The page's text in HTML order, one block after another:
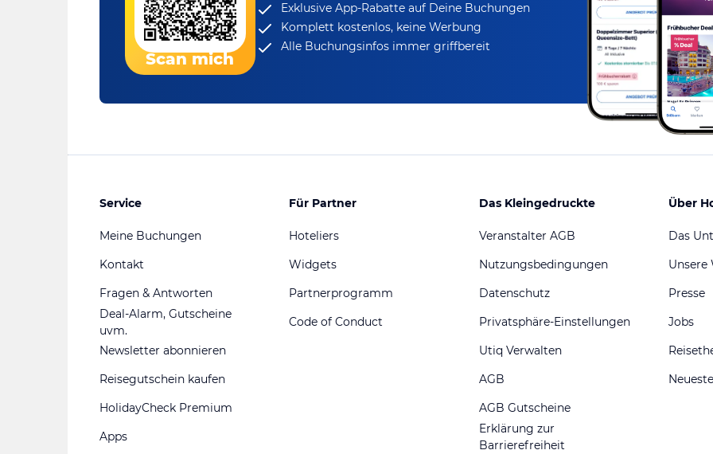
Scan mich
Exklusive App-Rabatteauf Deine Buchungen
Komplett kostenlos, keine Werbung
Alle Buchungsinfos immer griffbereit
Service
Meine Buchungen
Kontakt
Fragen & Antworten
Deal-Alarm, Gutscheine
uvm.
Newsletter abonnieren
Reisegutschein kaufen
HolidayCheck Premium
Apps
Für Partner
Hoteliers
Widgets
Partnerprogramm
Code of Conduct
Das Kleingedruckte
Veranstalter AGB
Nutzungsbedingungen
Datenschutz
Privatsphäre-Einstellungen
Utiq Verwalten
AGB
AGB Gutscheine
Erklärung zur
Barrierefreiheit
Über
Das
Unsere
Presse
Jobs